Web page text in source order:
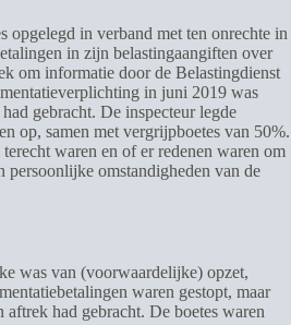
opgelegd in verband met ten onrechte in
in zijn belastingaangiften over
om informatie door de Belastingdienst
in juni 2019 was
gebracht. De inspecteur legde
op, samen met vergrijpboetes van 50%.
waren en of er redenen waren om
persoonlijke omstandigheden van de
was van (voorwaardelijke) opzet,
waren gestopt, maar
aftrek had gebracht. De boetes waren